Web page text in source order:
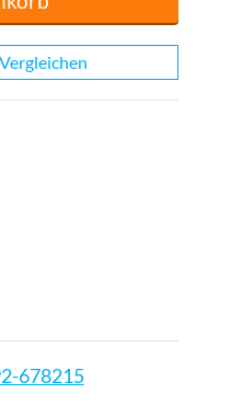
Vergleichen
678215